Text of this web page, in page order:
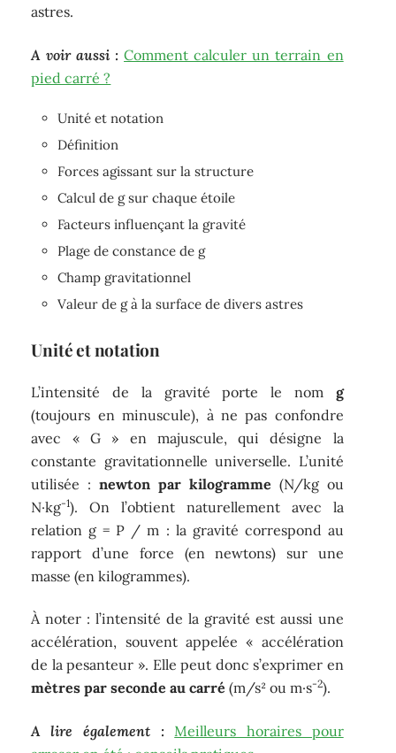
astres.
A voir aussi : Comment calculer un terrain en
pied carré ?
Unité et notation
Définition
Forces agissant sur la structure
Calcul de g sur chaque étoile
Facteurs influençant la gravité
Plage de constance de g
Champ gravitationnel
Valeur de g à la surface de divers astres
Unité et notation
L’intensité de la gravité porte le nom g
(toujours en minuscule), à ne pas confondre
avec « G » en majuscule, qui désigne la
constante gravitationnelle universelle. L’unité
utilisée :newton par kilogramme (N/kg ou
N·kg-1). On l’obtient naturellement avec la
relation g = P / m : la gravité correspond au
rapport d’une force (en newtons) sur une
masse (en kilogrammes).
À noter : l’intensité de la gravité est aussi une
accélération, souvent appelée « accélération
de la pesanteur ». Elle peut donc s’exprimer en
mètres par seconde au carré (m/s² ou m·s-2).
A lire également :
Meilleurs horaires pour